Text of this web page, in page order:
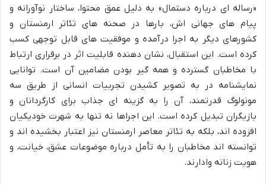
«رساله ای درباره دستمال» به دلیل عمق محتوا، ساختار نوآورانه و
پیام های جهانی اش، بارها در صحنه های تئاتر ارمنستان و
کشورهای دیگر به اجرا درآمده و موفقیت های قابل توجهی کسب
کرده است. این استقبال، نشان دهنده قابلیت اثر در برقراری ارتباط
با مخاطبان گسترده و همه گیر بودن مضامین آن است. توانایی
نمایشنامه در به تصویر کشیدن تجربیات انسانی از طریق سه
مونولوگ قدرتمند، آن را به گزینه ای جذاب برای کارگردانان و
بازیگران تبدیل کرده است. این اجراها نه تنها به شهرت خودیکیان
افزوده اند، بلکه به تئاتر معاصر ارمنستان نیز اعتبار بخشیده اند و
توانسته اند مخاطبان را به تأمل درباره موضوعات عشق، خیانت، و
هویت زنانه وادارند.